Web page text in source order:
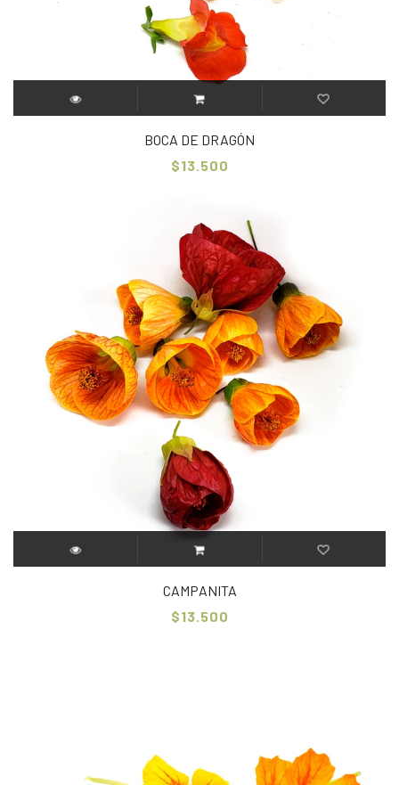
BOCA DE DRAGÓN
$13.500
CAMPANITA
$13.500